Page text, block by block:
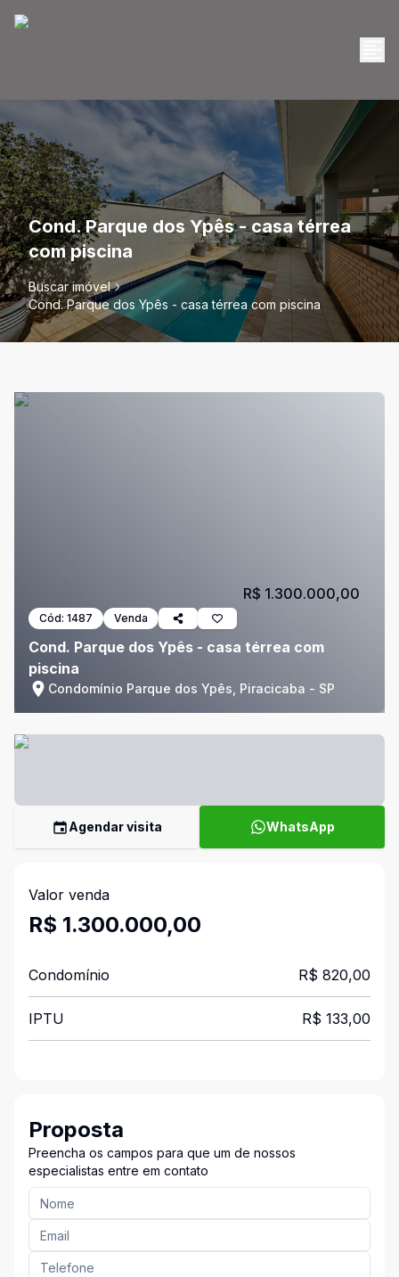
Cond. Parque dos Ypês - casa térrea
com piscina
Buscar imóvel
Cond. Parque dos Ypês - casa térrea com piscina
Cód: 1487 Venda
Cond. Parque dos Ypês - casa térrea com
piscina
Condomínio Parque dos Ypês, Piracicaba - SP
R$ 1.300.000,00
Agendar visita WhatsApp
Valor venda
R$ 1.300.000,00
Condomínio R$ 820,00
IPTU R$ 133,00
Proposta
Preencha os campos para que um de nossos
especialistas entre em contato